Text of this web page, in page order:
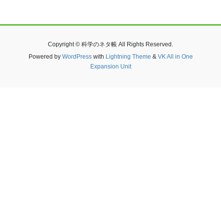
Copyright © 科学のネタ帳 All Rights Reserved.
Powered by WordPresswith Lightning Theme & VK All in One
Expansion Unit